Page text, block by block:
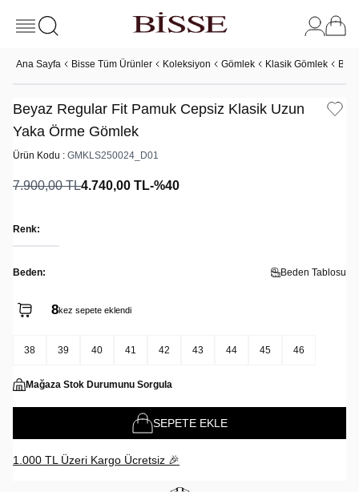
Ana Sayfa Bisse Tüm Ürünler Koleksiyon Gömlek Klasik Gömlek
Beyaz Regular Fit Pamuk Cepsiz Klasik Uzun
Yaka Örme Gömlek
Ürün Kodu : GMKLS250024_D01
7.900,00TL4.740,00 TL-%40
Renk:
Beden: Beden Tablosu
8kez sepete eklendi
38 39 40 41 42 43 44 45 46
Mağaza Stok Durumunu Sorgula
SEPETE EKLE
1.000 TL Üzeri Kargo Ücretsiz 🎉